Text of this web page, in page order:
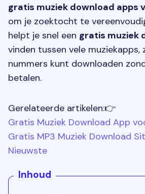
gratis muziek download apps
om je zoektocht te
helpt je snel een gratis muziek
vinden tussen vele muziekapps,
nummers kunt downloaden
betalen.
Gerelateerde artikelen:👉
Gratis Muziek Download App
Gratis MP3 Muziek Download
Nieuwste
Inhoud